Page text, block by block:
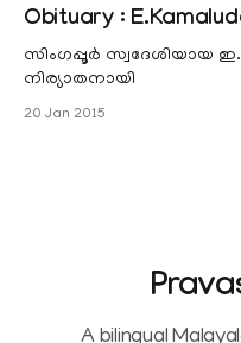
Obituary :
സിംഗപ്പൂര്‍ സ്വദേശിയായ
നിര്യാതനായി
20 Jan 2015